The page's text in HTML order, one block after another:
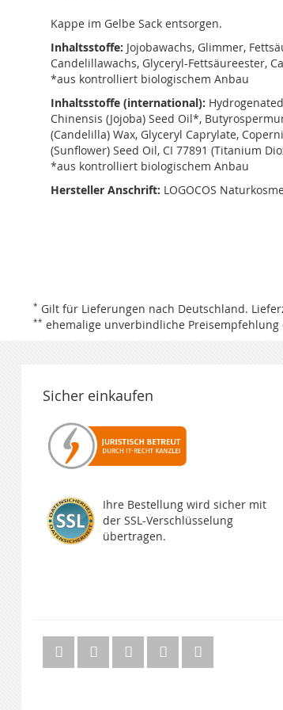
Kappe im Gelbe Sack entsorgen.
Inhaltsstoffe: Jojobawachs, Glimmer,
Candelillawachs, Glyceryl-Fettsäureester,
*aus kontrolliert biologischem Anbau
Inhaltsstoffe (international):
Chinensis (Jojoba) Seed Oil*,
(Candelilla) Wax, Glyceryl Caprylate,
(Sunflower) Seed Oil, CI 77891 (Titanium
*aus kontrolliert biologischem Anbau
Hersteller Anschrift: LOGOCOS
* Gilt für Lieferungen nach Deutschland.
** ehemalige unverbindliche Preisempfehlung
Sicher einkaufen
Ihre Bestellung wird sicher mit
der SSL-Verschlüsselung
übertragen.